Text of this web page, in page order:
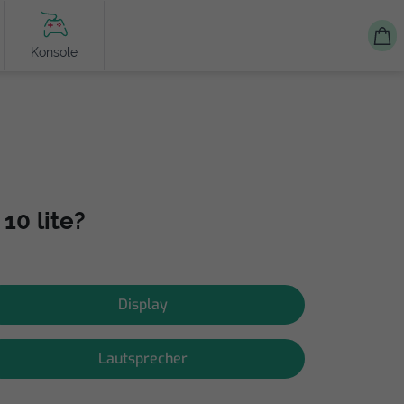
Konsole
lite?
Display
Lautsprecher